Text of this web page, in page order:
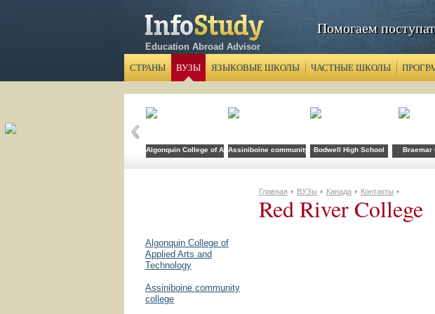
Education Abroad Advisor
Помогаем
СТРАНЫ ВУЗЫ ЯЗЫКОВЫЕ ШКОЛЫ ЧАСТНЫЕ ШКОЛЫ
Algonquin College of Applied Arts and Technology
Assiniboine community collegeBodwell High School Braemar
Algonquin College of
Applied Arts and
Technology
Assiniboine community
college
Главная ВУЗы Канада Контакты
Red River College